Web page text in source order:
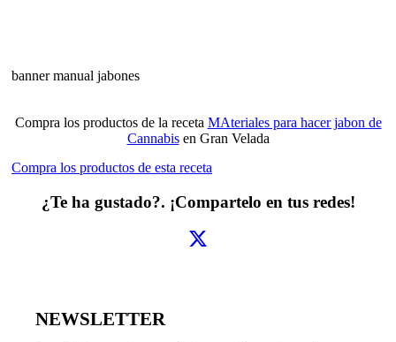
banner manual jabones
Compra los productos de la receta MAteriales para hacer jabon de
Cannabisen Gran Velada
Compra los productos de esta receta
¿Te ha gustado?. ¡Compartelo en tus redes!
NEWSLETTER